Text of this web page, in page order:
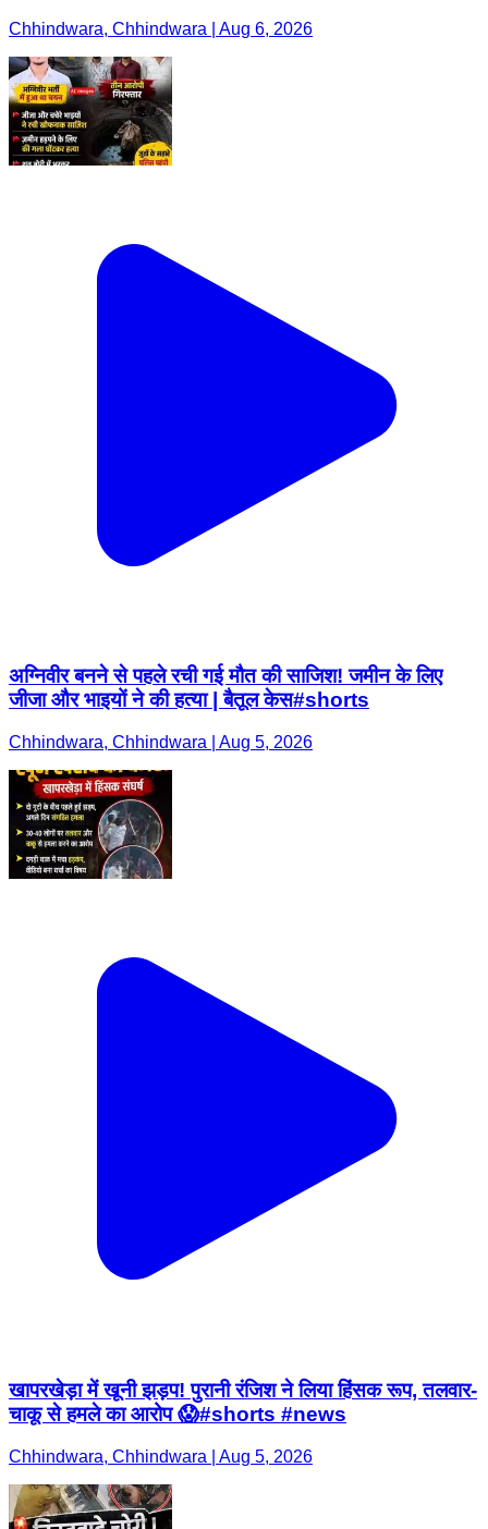
Chhindwara, Chhindwara | Aug 6, 2026
अग्निवीर बनने से पहले रची गई मौत की साजिश! जमीन के लिए
जीजा और भाइयों ने की हत्या | बैतूल केस#shorts
Chhindwara, Chhindwara | Aug 5, 2026
खापरखेड़ा में खूनी झड़प! पुरानी रंजिश ने लिया हिंसक रूप, तलवार-
चाकू से हमले का आरोप 😱#shorts #news
Chhindwara, Chhindwara | Aug 5, 2026